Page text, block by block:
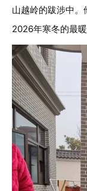
山越岭的跋涉中
2026年寒冬的最暖